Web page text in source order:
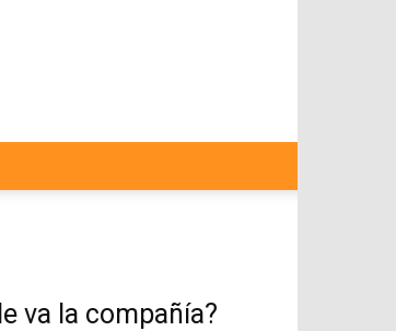
va la compañía?